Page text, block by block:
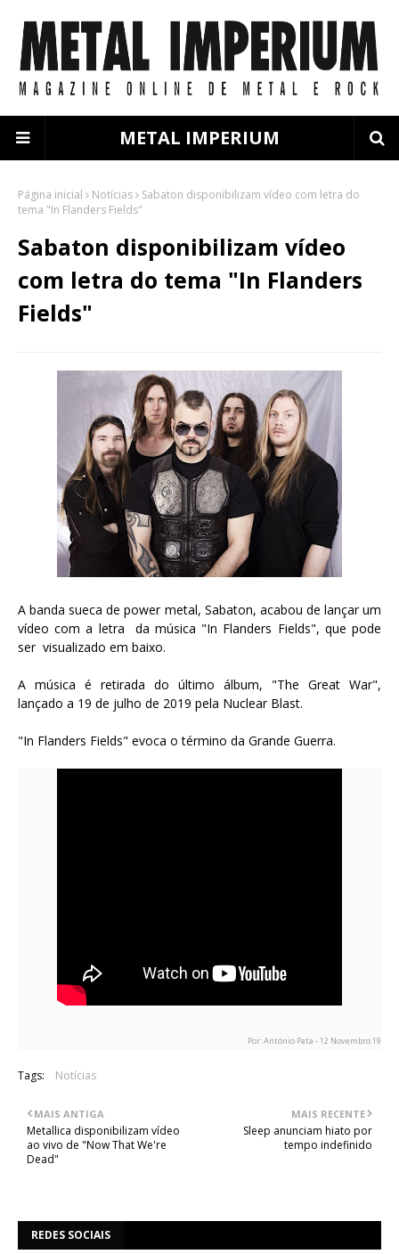
METAL IMPERIUM
Página inicial Notícias
Sabaton disponibilizam vídeo com letra do
tema "In Flanders Fields"
Sabaton disponibilizam vídeo
com letra do tema "In Flanders
Fields"
A banda sueca de power metal, Sabaton, acabou de lançar um
vídeo com a letra da música "In Flanders Fields", que pode
ser visualizado em baixo.
A música é retirada do último álbum, "The Great War",
lançado a 19 de julho de 2019 pela Nuclear Blast.
"In Flanders Fields" evoca o término da Grande Guerra.
Por: António Pata - 12 Novembro 19
Tags: Notícias
MAIS RECENTE
Sleep anunciam hiato por
tempo indefinido
MAIS ANTIGA
Metallica disponibilizam vídeo
ao vivo de "Now That We're
Dead"
REDES SOCIAIS